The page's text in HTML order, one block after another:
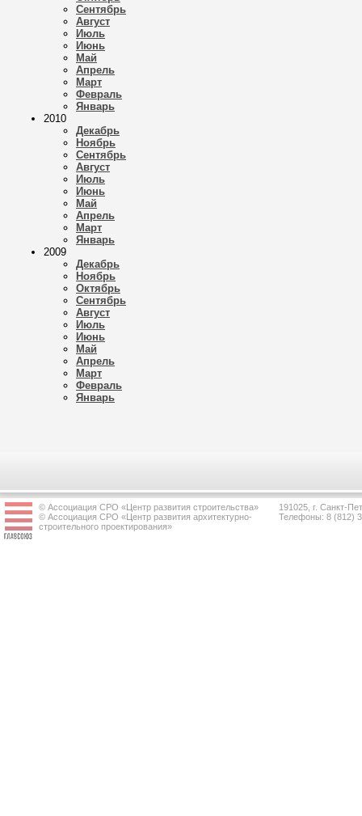
Сентябрь
Август
Июль
Июнь
Май
Апрель
Март
Февраль
Январь
2010
Декабрь
Ноябрь
Сентябрь
Август
Июль
Июнь
Май
Апрель
Март
Январь
2009
Декабрь
Ноябрь
Октябрь
Сентябрь
Август
Июль
Июнь
Май
Апрель
Март
Февраль
Январь
© Ассоциация СРО «Центр развития строительства»
© Ассоциация СРО «Центр развития архитектурно-
строительного проектирования»
191025, г. Санкт-
Телефоны: 8 (812)